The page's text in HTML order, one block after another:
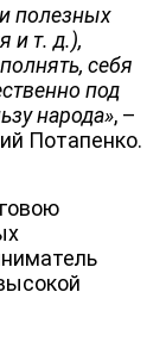
полезных
и т. д.),
себя
под
народа», –
Потапенко.